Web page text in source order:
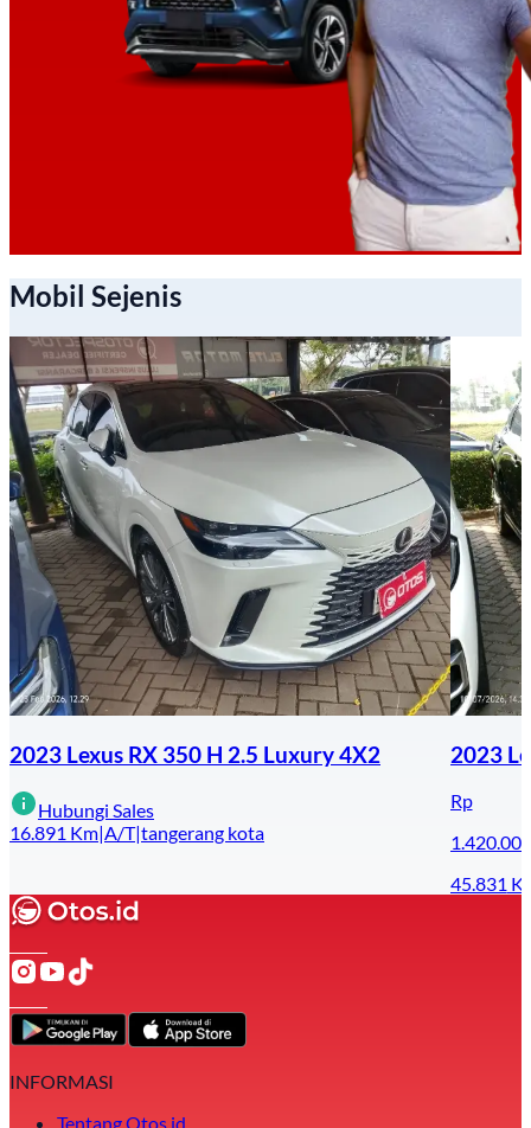
Mobil Sejenis
2023 Lexus RX 350 H 2.5 Luxury 4X2
Hubungi Sales
16.891 Km|A/T|tangerang kota
2023
Rp
45.831
INFORMASI
Tentang Otos.id